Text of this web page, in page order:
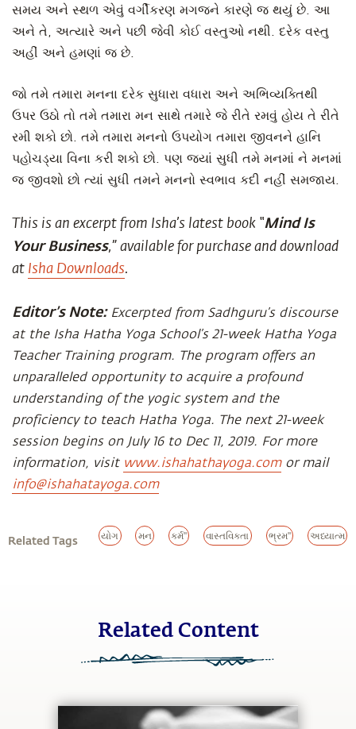
સમય અને સ્થળ એવું વર્ગીકરણ મગજને કારણે જ થયું છે. આ
અને તે, અત્યારે અને પછી જેવી કોઈ વસ્તુઓ નથી. દરેક વસ્તુ
અહીં અને હમણાં જ છે.
જો તમે તમારા મનના દરેક સુધારા વધારા અને અભિવ્યક્તિથી
ઉપર ઉઠો તો તમે તમારા મન સાથે તમારે જે રીતે રમવું હોય તે રીતે
રમી શકો છો. તમે તમારા મનનો ઉપયોગ તમારા જીવનને હાનિ
પહોચડ્યા વિના કરી શકો છો. પણ જ્યાં સુધી તમે મનમાં ને મનમાં
જ જીવશો છો ત્યાં સુધી તમને મનનો સ્વભાવ કદી નહીં સમજાય.
This is an excerpt from Isha’s latest book “Mind Is
Your Business,” available for purchase and download
at Isha Downloads.
Editor’s Note: Excerpted from Sadhguru’s discourse
at the Isha Hatha Yoga School’s 21-week Hatha Yoga
Teacher Training program. The program offers an
unparalleled opportunity to acquire a profound
understanding of the yogic system and the
proficiency to teach Hatha Yoga. The next 21-week
session begins on July 16 to Dec 11, 2019. For more
information, visit www.ishahathayoga.comor mail
info@ishahatayoga.com
Related Tags યોગ મન કર્મ" વાસ્તવિક્તા ભ્રમ" અધ્યાત્મ
Related Content